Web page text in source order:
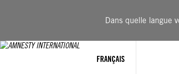
Dans quelle langue
FRANÇAIS